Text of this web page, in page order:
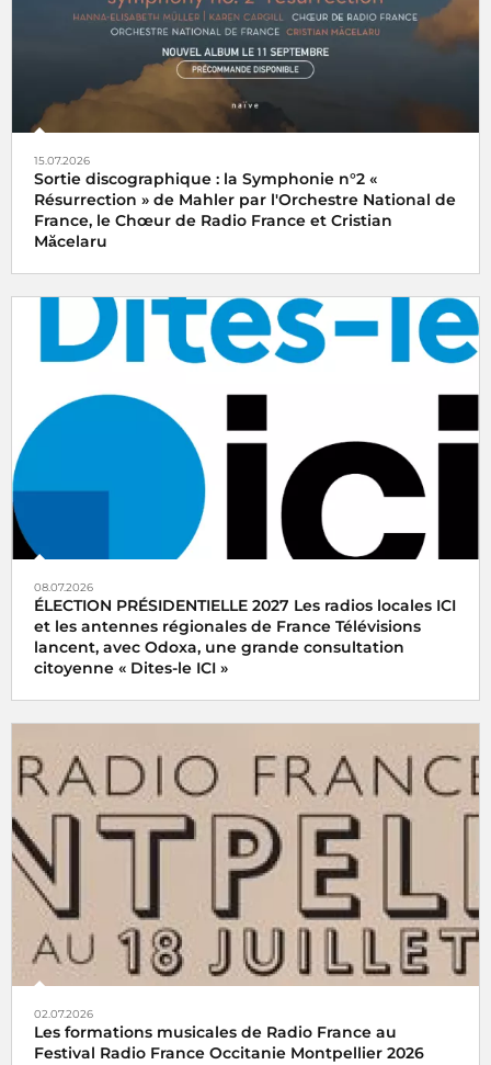
15.07.2026
Sortie discographique : la Symphonie n°2 «
Résurrection » de Mahler par l'Orchestre National de
France, le Chœur de Radio France et Cristian
Măcelaru
08.07.2026
ÉLECTION PRÉSIDENTIELLE 2027 Les radios locales ICI
et les antennes régionales de France Télévisions
lancent, avec Odoxa, une grande consultation
citoyenne « Dites-le ICI »
02.07.2026
Les formations musicales de Radio France au
Festival Radio France Occitanie Montpellier 2026